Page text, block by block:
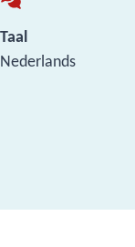
Taal
Nederlands